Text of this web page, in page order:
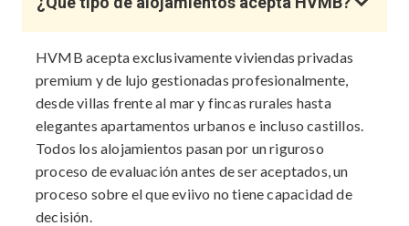
HVMB acepta exclusivamente viviendas privadas
premium y de lujo gestionadas profesionalmente,
desde villas frente al mar y fincas rurales hasta
elegantes apartamentos urbanos e incluso castillos.
Todos los alojamientos pasan por un riguroso
proceso de evaluación antes de ser aceptados, un
proceso sobre el que eviivo no tiene capacidad de
decisión.